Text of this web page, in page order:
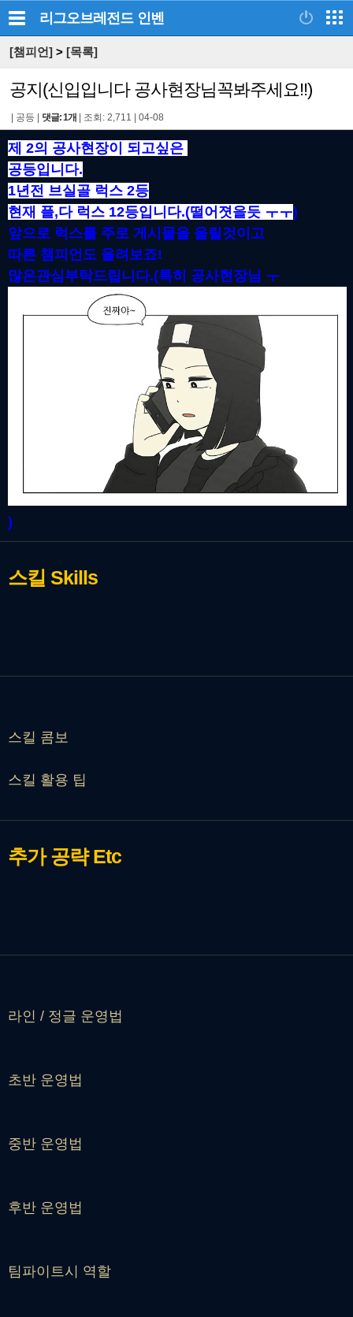
리그오브레전드 인벤
[챔피언] > [목록]
공지(신입입니다 공사현장님꼭봐주세요!!)
공등 댓글: 1개 조회: 2,711 04-08
제 2의 공사현장이 되고싶은
공등입니다.
1년전 브실골 럭스 2등
현재 플,다 럭스 12등입니다.(떨어졋을듯 ㅜㅜ)
앞으로 럭스를 주로 게시물을 올릴것이고
따른 챔피언도 올려보죠!
많은관심부탁드립니다.(특히 공사현장님 ㅜ
)
스킬 Skills
스킬 콤보
스킬 활용 팁
추가 공략Etc
라인 / 정글 운영법
초반 운영법
중반 운영법
후반 운영법
팀파이트시 역할